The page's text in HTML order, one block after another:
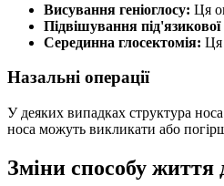
Висування геніоглосу: Ця
Підвішування під'язикової
Серединна глосектомія: Ця
Назальні операції
У деяких випадках структура
носа можуть викликати або
Зміни способу життя